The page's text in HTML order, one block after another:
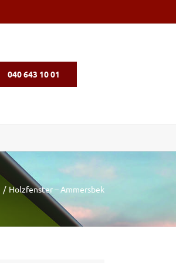
040 643 10 01
Holzfenster – Ammersbek